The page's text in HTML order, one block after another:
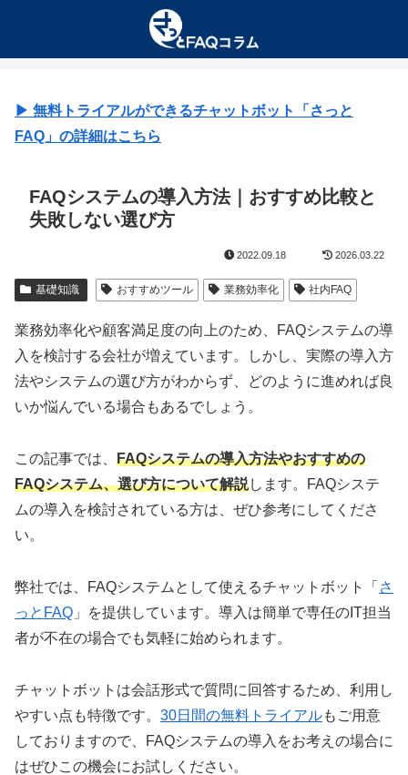
▶︎ 無料トライアルができるチャットボット「さっと
FAQ」の詳細はこちら
FAQシステムの導入方法｜おすすめ比較と
失敗しない選び方
2022.09.18 2026.03.22
基礎知識 おすすめツール 業務効率化 社内FAQ
業務効率化や顧客満足度の向上のため、FAQシステムの導
入を検討する会社が増えています。しかし、実際の導入方
法やシステムの選び方がわからず、どのように進めれば良
いか悩んでいる場合もあるでしょう。
この記事では、 FAQシステムの導入方法やおすすめの
FAQシステム、選び方について解説します。FAQシステ
ムの導入を検討されている方は、ぜひ参考にしてくださ
い。
弊社では、FAQシステムとして使えるチャットボット「 さ
っとFAQ 」を提供しています。導入は簡単で専任のIT担当
者が不在の場合でも気軽に始められます。
チャットボットは会話形式で質問に回答するため、利用し
やすい点も特徴です。 30日間の無料トライアルもご用意
しておりますので、FAQシステムの導入をお考えの場合に
はぜひこの機会にお試しください。